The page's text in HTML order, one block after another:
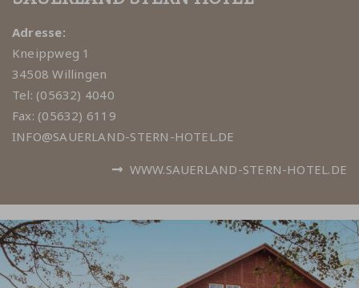
Adresse:
Kneippweg 1
34508 Willingen
Tel: (05632) 4040
Fax: (05632) 6119
INFO@SAUERLAND-STERN-HOTEL.DE
WWW.SAUERLAND-STERN-HOTEL.DE